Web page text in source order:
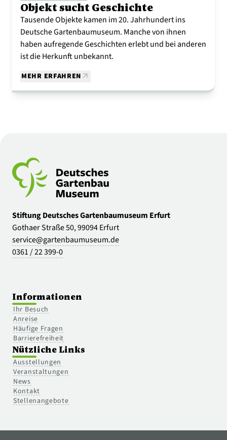
Objekt sucht Geschichte
Tausende Objekte kamen im 20. Jahrhundert ins
Deutsche Gartenbaumuseum. Manche von ihnen
haben aufregende Geschichten erlebt und bei anderen
ist die Herkunft unbekannt.
MEHR ERFAHREN
Stiftung Deutsches Gartenbaumuseum Erfurt
Gothaer Straße 50, 99094 Erfurt
service@gartenbaumuseum.de
0361 / 22 399-0
Informationen
Ihr Besuch
Anreise
Häufige Fragen
Barrierefreiheit
Nützliche Links
Ausstellungen
Veranstaltungen
News
Kontakt
Stellenangebote